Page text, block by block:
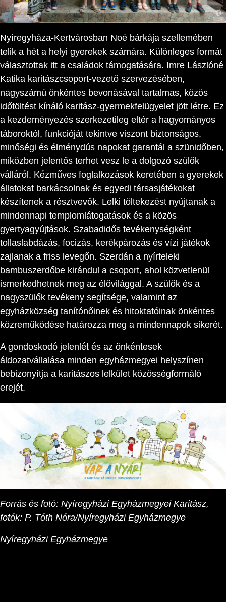
Nyíregyháza-Kertvárosban Noé bárkája szellemében
telik a hét a helyi gyerekek számára. Különleges formát
választottak itt a családok támogatására. Imre Lászlóné
Katika karitászcsoport-vezető szervezésében,
nagyszámú önkéntes bevonásával tartalmas, közös
időtöltést kínáló karitász-gyermekfelügyelet jött létre. Ez
a kezdeményezés szerkezetileg eltér a hagyományos
táboroktól, funkcióját tekintve viszont biztonságos,
minőségi és élménydús napokat garantál a szünidőben,
miközben jelentős terhet vesz le a dolgozó szülők
válláról. Kézműves foglalkozások keretében a gyerekek
állatokat barkácsolnak és egyedi társasjátékokat
készítenek a résztvevők. Lelki töltekezést nyújtanak a
mindennapi templomlátogatások és a közös
gyertyagyújtások. Szabadidős tevékenységként
tollaslabdázás, focizás, kerékpározás és vízi játékok
zajlanak a friss levegőn. Szerdán a nyírteleki
bambuszerdőbe kirándul a csoport, ahol közvetlenül
ismerkedhetnek meg az élővilággal. A szülők és a
nagyszülők tevékeny segítsége, valamint az
egyházközség tanítónőinek és hitoktatóinak önkéntes
közreműködése határozza meg a mindennapok sikerét.
A gondoskodó jelenlét és az önkéntesek
áldozatvállalása minden egyházmegyei helyszínen
bebizonyítja a karitászos lelkület közösségformáló
erejét.
Forrás és fotó: Nyíregyházi Egyházmegyei Karitász,
fotók: P. Tóth Nóra/Nyíregyházi Egyházmegye
Nyíregyházi Egyházmegye